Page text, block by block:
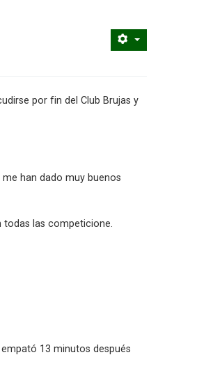
por fin del Club Brujas y
han dado muy buenos
todas las competicione.
13 minutos después